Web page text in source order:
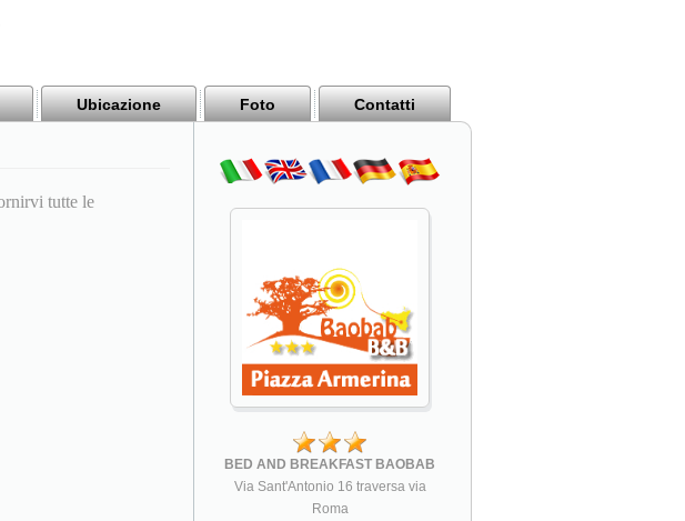
Ubicazione Foto Contatti
tutte le
BED AND BREAKFAST BAOBAB
Via Sant'Antonio 16 traversa via
Roma